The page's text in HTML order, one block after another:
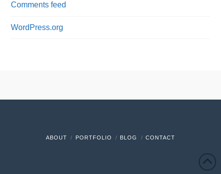
Comments feed
WordPress.org
ABOUT PORTFOLIO BLOG CONTACT